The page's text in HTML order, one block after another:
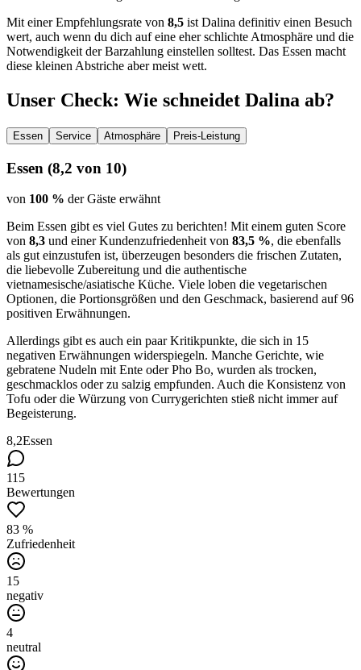
Mit einer Empfehlungsrate von 8,5 ist Dalina definitiv einen Besuch
wert, auch wenn du dich auf eine eher schlichte Atmosphäre und die
Notwendigkeit der Barzahlung einstellen solltest. Das Essen macht
diese kleinen Abstriche aber meist wett.
Unser Check: Wie schneidet Dalina ab?
Essen Service Atmosphäre Preis-Leistung
Essen (8,2 von 10)
von 100 % der Gäste erwähnt
Beim Essen gibt es viel Gutes zu berichten! Mit einem guten Score
von 8,3 und einer Kundenzufriedenheit von 83,5 %, die ebenfalls
als gut einzustufen ist, überzeugen besonders die frischen Zutaten,
die liebevolle Zubereitung und die authentische
vietnamesische/asiatische Küche. Viele loben die vegetarischen
Optionen, die Portionsgrößen und den Geschmack, basierend auf 96
positiven Erwähnungen.
Allerdings gibt es auch ein paar Kritikpunkte, die sich in 15
negativen Erwähnungen widerspiegeln. Manche Gerichte, wie
gebratene Nudeln mit Ente oder Pho Bo, wurden als trocken,
geschmacklos oder zu salzig empfunden. Auch die Konsistenz von
Tofu oder die Würzung von Currygerichten stieß nicht immer auf
Begeisterung.
8,2Essen
115
Bewertungen
83 %
Zufriedenheit
15
negativ
4
neutral